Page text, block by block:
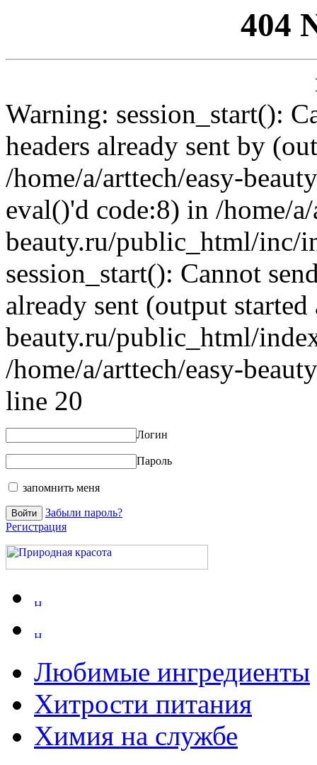
404
Warning: session_start():
headers already sent by
/home/a/arttech/easy-
eval()'d code:8) in /home/
beauty.ru/public_html/inc/
session_start(): Cannot
already sent (output
beauty.ru/public_html/
/home/a/arttech/easy-
line 20
Логин
Пароль
запомнить меня
Забыли пароль?
Регистрация
Любимые ингредиенты
Хитрости питания
Химия на службе